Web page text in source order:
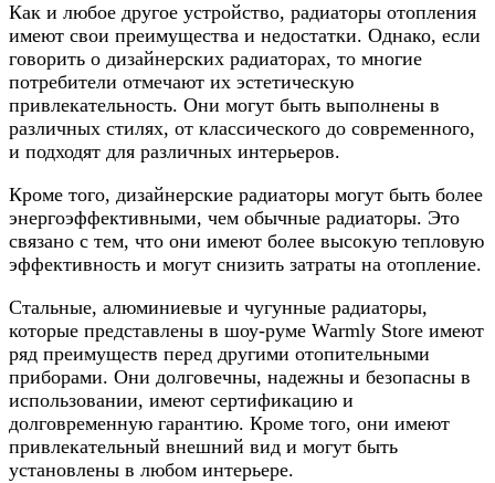
Как и любое другое устройство, радиаторы отопления
имеют свои преимущества и недостатки. Однако, если
говорить о дизайнерских радиаторах, то многие
потребители отмечают их эстетическую
привлекательность. Они могут быть выполнены в
различных стилях, от классического до современного,
и подходят для различных интерьеров.
Кроме того, дизайнерские радиаторы могут быть более
энергоэффективными, чем обычные радиаторы. Это
связано с тем, что они имеют более высокую тепловую
эффективность и могут снизить затраты на отопление.
Стальные, алюминиевые и чугунные радиаторы,
которые представлены в шоу-руме Warmly Store имеют
ряд преимуществ перед другими отопительными
приборами. Они долговечны, надежны и безопасны в
использовании, имеют сертификацию и
долговременную гарантию. Кроме того, они имеют
привлекательный внешний вид и могут быть
установлены в любом интерьере.